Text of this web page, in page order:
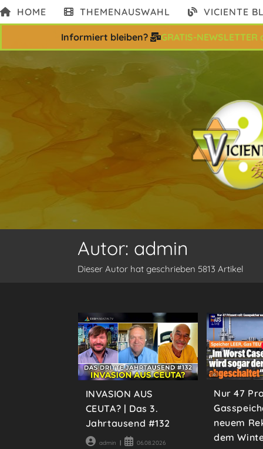
Zum
Inhalt
HOME THEMENAUSWAHL VICIENTE
Autor: admin
Dieser Autor hat geschrieben 5813 Artikel
INVASION AUS
CEUTA? | Das 3.
Jahrtausend #132
Beitrags-
admin
Beitrag06.08.2026
Nur 47
neuem
dem
Informiert bleiben? GRATIS-